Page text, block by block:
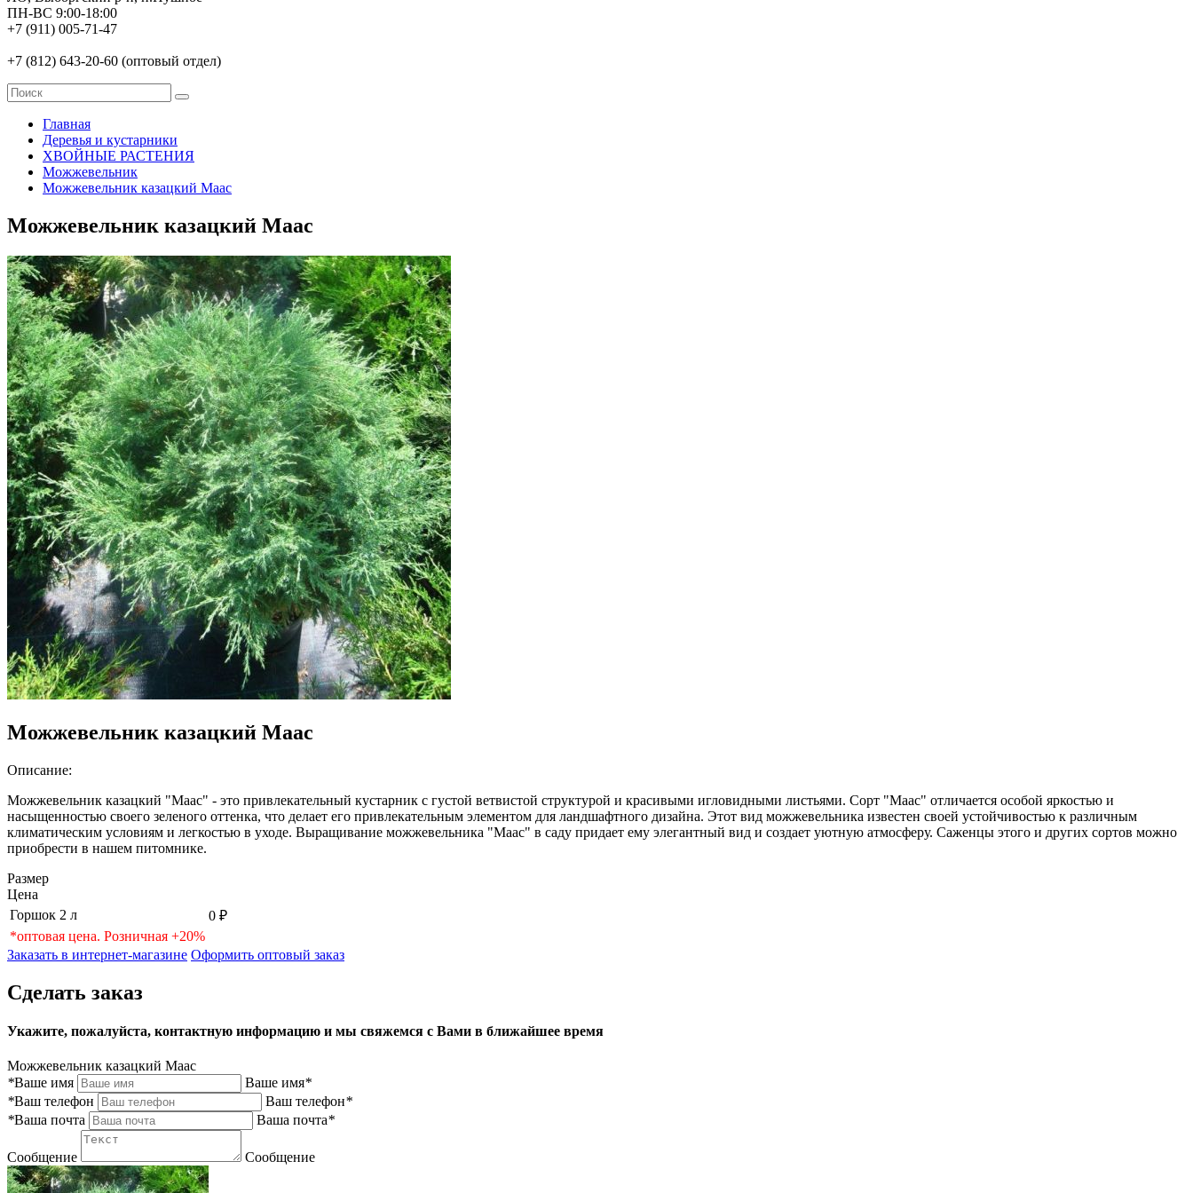
ПН-ВС 9:00-18:00
+7 (911) 005-71-47
+7 (812) 643-20-60 (оптовый отдел)
Главная
Деревья и кустарники
ХВОЙНЫЕ РАСТЕНИЯ
Можжевельник
Можжевельник казацкий Маас
Можжевельник казацкий Маас
Можжевельник казацкий Маас
Описание:
Можжевельник казацкий "Маас" - это привлекательный кустарник с густой ветвистой структурой и красивыми игловидными листьями. Сорт "Маас" отличается особой яркостью и
насыщенностью своего зеленого оттенка, что делает его привлекательным элементом для ландшафтного дизайна. Этот вид можжевельника известен своей устойчивостью к различным
климатическим условиям и легкостью в уходе. Выращивание можжевельника "Маас" в саду придает ему элегантный вид и создает уютную атмосферу. Саженцы этого и других сортов можно
приобрести в нашем питомнике.
Размер
Цена
Горшок 2 л
0 ₽
*оптовая цена. Розничная +20%
Заказать в интернет-магазине Оформить оптовый заказ
Сделать заказ
Укажите, пожалуйста, контактную информацию и мы свяжемся с Вами в ближайшее время
Можжевельник казацкий Маас
*Ваше имя Ваше имя*
*Ваш телефон Ваш телефон*
*Ваша почта Ваша почта*
Сообщение Сообщение